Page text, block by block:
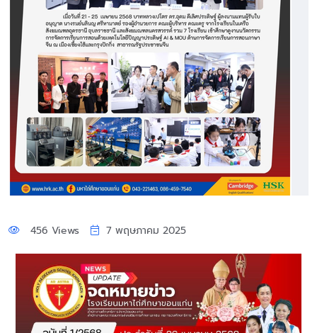
456 Views 7 พฤษภาคม 2025